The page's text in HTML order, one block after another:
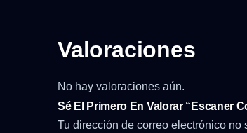
Valoraciones
No hay valoraciones aún.
Sé El Primero En Valorar “Escaner
Tu dirección de correo electrónico no